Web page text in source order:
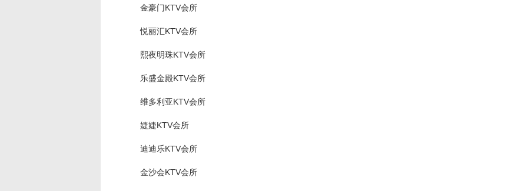
金豪门KTV会所
悦丽汇KTV会所
熙夜明珠KTV会所
乐盛金殿KTV会所
维多利亚KTV会所
婕婕KTV会所
迪迪乐KTV会所
金沙会KTV会所